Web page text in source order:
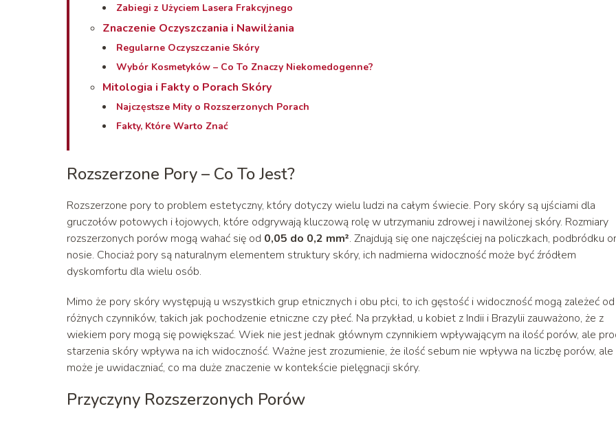
Zabiegi z Użyciem Lasera Frakcyjnego
Znaczenie Oczyszczania i Nawilżania
Regularne Oczyszczanie Skóry
Wybór Kosmetyków – Co To Znaczy Niekomedogenne?
Mitologia i Fakty o Porach Skóry
Najczęstsze Mity o Rozszerzonych Porach
Fakty, Które Warto Znać
Rozszerzone Pory – Co To Jest?
Rozszerzone pory to problem estetyczny, który dotyczy wielu ludzi na całym świecie. Pory skóry są ujściami dla
gruczołów potowych i łojowych, które odgrywają kluczową rolę w utrzymaniu zdrowej i nawilżonej skóry. Rozmiary
rozszerzonych porów mogą wahać się od 0,05 do 0,2 mm². Znajdują się one najczęściej na policzkach, podbródku
nosie. Chociaż pory są naturalnym elementem struktury skóry, ich nadmierna widoczność może być źródłem
dyskomfortu dla wielu osób.
Mimo że pory skóry występują u wszystkich grup etnicznych i obu płci, to ich gęstość i widoczność mogą zależeć od
różnych czynników, takich jak pochodzenie etniczne czy płeć. Na przykład, u kobiet z Indii i Brazylii zauważono, że z
wiekiem pory mogą się powiększać. Wiek nie jest jednak głównym czynnikiem wpływającym na ilość porów, ale
starzenia skóry wpływa na ich widoczność. Ważne jest zrozumienie, że ilość sebum nie wpływa na liczbę porów, ale
może je uwidaczniać, co ma duże znaczenie w kontekście pielęgnacji skóry.
Przyczyny Rozszerzonych Porów